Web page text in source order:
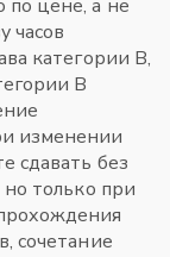
цене, а не
часов
категории B,
B
изменении
сдавать без
только при
сочетание